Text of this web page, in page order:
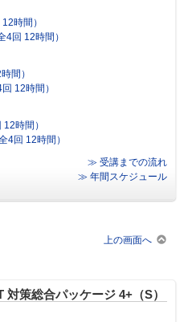
時間）
4回 12時間）
間）
12時間）
時間）
4回 12時間）
≫ 受講までの流れ
≫ 年間スケジュール
上の画面へ
策総合パッケージ 4+（S）